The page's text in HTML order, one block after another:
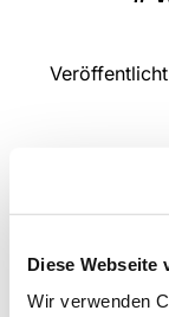
Diese Webseite
Wir verwenden